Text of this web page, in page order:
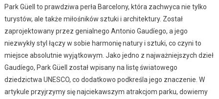
Park Güell to prawdziwa perła Barcelony, która zachwyca nie tylko
turystów, ale także miłośników sztuki i architektury. Został
zaprojektowany przez genialnego Antonio Gaudíego, a jego
niezwykły styl łączy w sobie harmonię natury i sztuki, co czyni to
miejsce absolutnie wyjątkowym. Jako jedno z najważniejszych dzieł
Gaudíego, Park Güell został wpisany na listę światowego
dziedzictwa UNESCO, co dodatkowo podkreśla jego znaczenie. W
artykule przyjrzymy się najciekawszym atrakcjom parku, dowiemy